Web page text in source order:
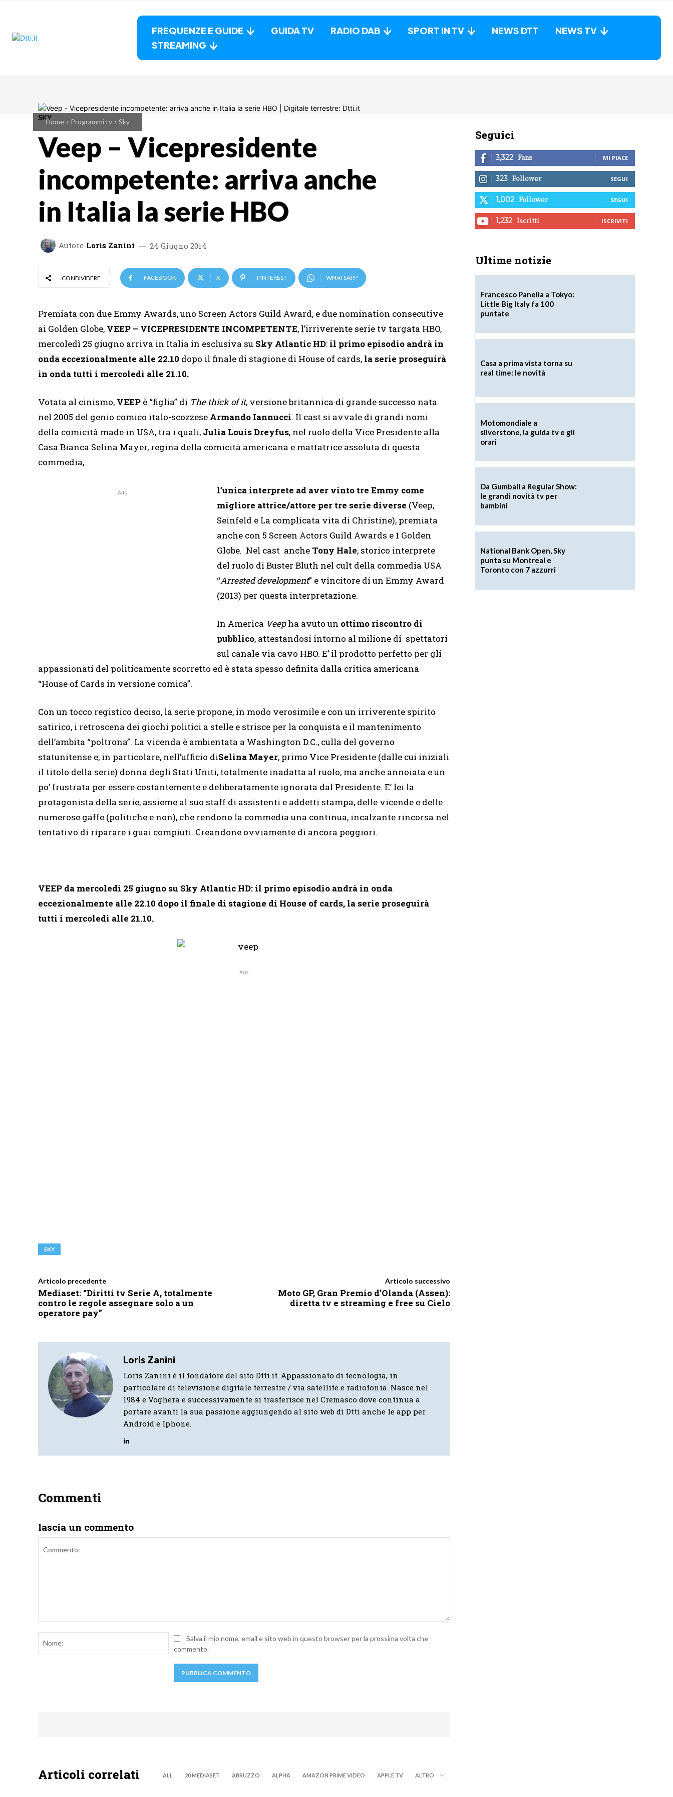
FREQUENZE E GUIDE GUIDA TV RADIO DAB SPORT IN TV NEWS DTT
NEWS TV
STREAMING
Home Programmi tv Sky
SKY
Veep – Vicepresidente
incompetente: arriva anche
in Italia la serie HBO
Autore Loris Zanini 24 Giugno 2014
CONDIVIDERE FACEBOOK X PINTEREST WHATSAPP
Premiata con due Emmy Awards, uno Screen Actors Guild Award, e due nomination consecutive
ai Golden Globe, VEEP – VICEPRESIDENTE INCOMPETENTE, l’irriverente serie tv targata HBO,
mercoledì 25 giugno arriva in Italia in esclusiva su Sky Atlantic HD: il primo episodio andrà in
onda eccezionalmente alle 22.10 dopo il finale di stagione di House of cards, la serie proseguirà
in onda tutti i mercoledì alle 21.10.
Votata al cinismo, VEEP è “figlia” di The thick of it, versione britannica di grande successo nata
nel 2005 del genio comico italo-scozzese Armando Iannucci. Il cast si avvale di grandi nomi
della comicità made in USA, tra i quali, Julia Louis Dreyfus, nel ruolo della Vice Presidente alla
Casa Bianca Selina Mayer, regina della comicità americana e mattatrice assoluta di questa
commedia,
Ads
l’unica interprete ad aver vinto tre Emmy come
migliore attrice/attore per tre serie diverse (Veep,
Seinfeld e La complicata vita di Christine), premiata
anche con 5 Screen Actors Guild Awards e 1 Golden
Globe. Nel cast anche Tony Hale, storico interprete
del ruolo di Buster Bluth nel cult della commedia USA
“Arrested development” e vincitore di un Emmy Award
(2013) per questa interpretazione.
In America Veepha avuto un ottimo riscontro di
pubblico, attestandosi intorno al milione di spettatori
sul canale via cavo HBO. E’ il prodotto perfetto per gli
appassionati del politicamente scorretto ed è stata spesso definita dalla critica americana
“House of Cards in versione comica”.
Con un tocco registico deciso, la serie propone, in modo verosimile e con un irriverente spirito
satirico, i retroscena dei giochi politici a stelle e strisce per la conquista e il mantenimento
dell’ambita “poltrona”. La vicenda è ambientata a Washington D.C., culla del governo
statunitense e, in particolare, nell’ufficio diSelina Mayer, primo Vice Presidente (dalle cui iniziali
il titolo della serie) donna degli Stati Uniti, totalmente inadatta al ruolo, ma anche annoiata e un
po’ frustrata per essere costantemente e deliberatamente ignorata dal Presidente. E’ lei la
protagonista della serie, assieme al suo staff di assistenti e addetti stampa, delle vicende e delle
numerose gaffe (politiche e non), che rendono la commedia una continua, incalzante rincorsa nel
tentativo di riparare i guai compiuti. Creandone ovviamente di ancora peggiori.
VEEP da mercoledì 25 giugno su Sky Atlantic HD: il primo episodio andrà in onda
eccezionalmente alle 22.10 dopo il finale di stagione di House of cards, la serie proseguirà
tutti i mercoledì alle 21.10.
Ads
SKY
Articolo precedente
Mediaset: “Diritti tv Serie A, totalmente
contro le regole assegnare solo a un
operatore pay”
Articolo successivo
Moto GP, Gran Premio d’Olanda (Assen):
diretta tv e streaming e free su Cielo
Loris Zanini
Loris Zanini è il fondatore del sito Dtti.it. Appassionato di tecnologia, in
particolare di televisione digitale terrestre / via satellite e radiofonia. Nasce nel
1984 e Voghera e successivamente si trasferisce nel Cremasco dove continua a
portare avanti la sua passione aggiungendo al sito web di Dtti anche le app per
Android e Iphone.
Commenti
lascia un commento
Nome:Salva il mio nome, email e sito web in questo browser per la prossima volta che
commento.
Articoli correlati ALL 20 MEDIASET ABRUZZO ALPHA AMAZON PRIME VIDEO APPLE TV ALTRO
Seguici
3,322 Fans MI PIACE
323 Follower SEGUI
1,002 Follower SEGUI
1,232 Iscritti ISCRIVITI
Ultime notizie
Francesco Panella a Tokyo:
Little Big Italy fa 100
puntate
Casa a prima vista torna su
real time: le novità
Motomondiale a
silverstone, la guida tv e gli
orari
Da Gumball a Regular Show:
le grandi novità tv per
bambini
National Bank Open, Sky
punta su Montreal e
Toronto con 7 azzurri